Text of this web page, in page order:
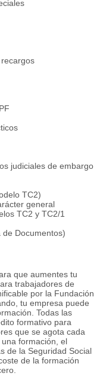
judiciales de embargo
TC2)
general
TC2 y TC2/1
de Documentos)
que aumentes tu
trabajadores de
por la Fundación
tu empresa puede
Todas las
formativo para
que se agota cada
formación, el
de la Seguridad Social
de la formación